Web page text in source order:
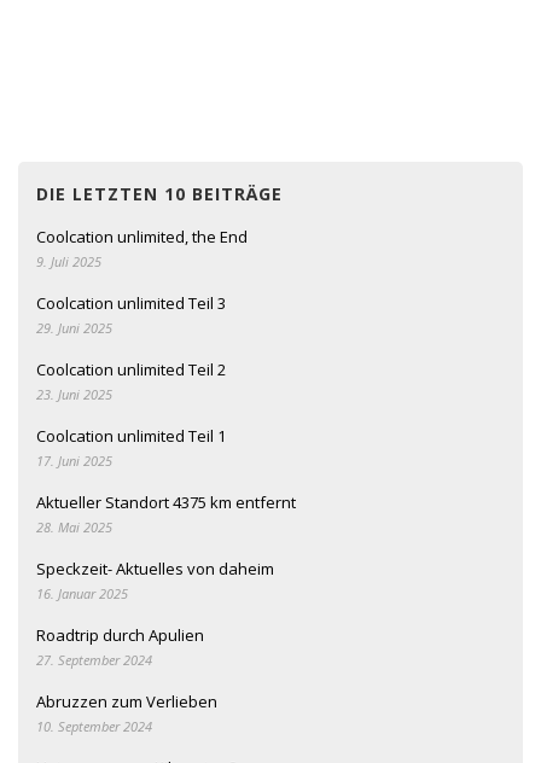
DIE LETZTEN 10 BEITRÄGE
Coolcation unlimited, the End
9. Juli 2025
Coolcation unlimited Teil 3
29. Juni 2025
Coolcation unlimited Teil 2
23. Juni 2025
Coolcation unlimited Teil 1
17. Juni 2025
Aktueller Standort 4375 km entfernt
28. Mai 2025
Speckzeit- Aktuelles von daheim
16. Januar 2025
Roadtrip durch Apulien
27. September 2024
Abruzzen zum Verlieben
10. September 2024